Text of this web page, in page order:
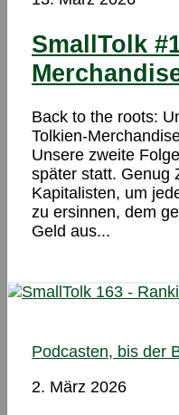
SmallTolk
Back to the roots:
Tolkien-
Unsere zweite
später statt. Genug
Kapitalisten, um
zu ersinnen, dem
Geld aus...
Podcasten, bis der
2. März 2026